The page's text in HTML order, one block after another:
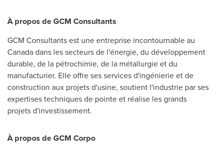
À propos de GCM Consultants
GCM Consultants est une entreprise incontournable au
Canadadans les secteurs de l'énergie, du développement
durable, de la pétrochimie, de la métallurgie et du
manufacturier. Elle offre ses services d'ingénierie et de
construction aux projets d'usine, soutient l'industrie par ses
expertises techniques de pointe et réalise les grands
projets d'investissement.
À propos de GCM Corpo